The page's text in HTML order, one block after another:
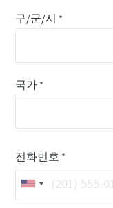
구/군/시 *
국가 *
전화번호 *